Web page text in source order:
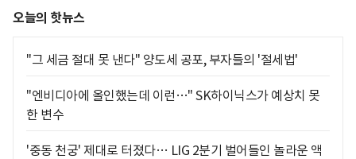
오늘의 핫뉴스
"그 세금 절대 못 낸다" 양도세 공포, 부자들의 '절세법'
"엔비디아에 올인했는데 이런…" SK하이닉스가 예상치 못
한 변수
'중동 천궁' 제대로 터졌다… LIG 2분기 벌어들인 놀라운 액